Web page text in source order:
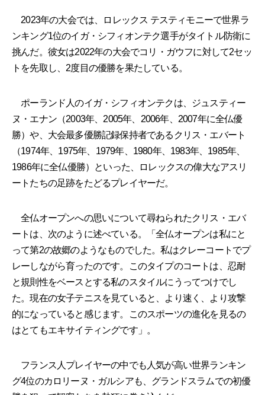
2023年の大会では、ロレックス テスティモニーで世界ラ
ンキング1位のイガ・シフィオンテク選手がタイトル防衛に
挑んだ。彼女は2022年の大会でコリ・ガウフに対して2セッ
トを先取し、2度目の優勝を果たしている。
ポーランド人のイガ・シフィオンテクは、ジュスティー
ヌ・エナン（2003年、2005年、2006年、2007年に全仏優
勝）や、大会最多優勝記録保持者であるクリス・エバート
（1974年、1975年、1979年、1980年、1983年、1985年、
1986年に全仏優勝）といった、ロレックスの偉大なアスリ
ートたちの足跡をたどるプレイヤーだ。
全仏オープンへの思いについて尋ねられたクリス・エバ
ートは、次のように述べている。「全仏オープンは私にと
って第2の故郷のようなものでした。私はクレーコートでプ
レーしながら育ったのです。このタイプのコートは、忍耐
と規則性をベースとする私のスタイルにうってつけでし
た。現在の女子テニスを見ていると、より速く、より攻撃
的になっていると感じます。このスポーツの進化を見るの
はとてもエキサイティングです」。
フランス人プレイヤーの中でも人気が高い世界ランキン
グ4位のカロリーヌ・ガルシアも、グランドスラムでの初優